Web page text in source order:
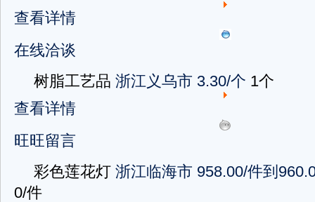
查看详情
在线洽谈
树脂工艺品 浙江义乌市 3.30/个 1个
查看详情
旺旺留言
彩色莲花灯 浙江临海市 958.00/件到
0/件